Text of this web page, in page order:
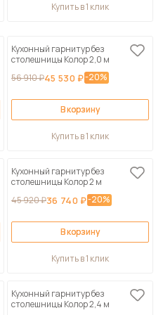
Купить в 1 клик
Кухонный гарнитур без
столешницы Колор 2,0 м
56 910 ₽45 530 ₽-20%
В корзину
Купить в 1 клик
Кухонный гарнитур без
столешницы Колор 2 м
45 920 ₽36 740 ₽-20%
В корзину
Купить в 1 клик
Кухонный гарнитур без
столешницы Колор 2,4 м